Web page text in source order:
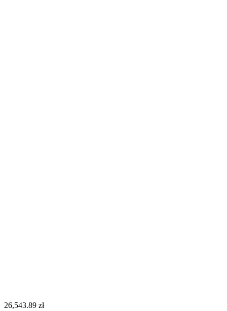
26,543.89 zł